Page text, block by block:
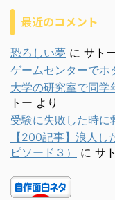
最近のコメント
恐ろしい夢 に サト
ゲームセンターでホ
大学の研究室で同
トー より
受験に失敗した時に
【200記事】浪人
ピソード３）
に サ